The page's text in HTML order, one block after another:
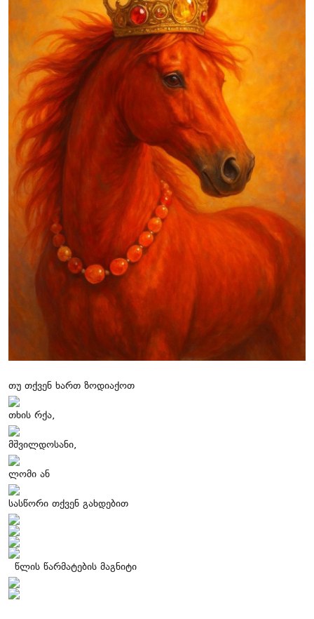
ჩვენს შესახებ
ყვითელი პრესა
საკითხავი
თუ თქვენ ხართ ზოდიაქოთ
თხის რქა,
მშვილდოსანი,
ლომი ან
სასწორი თქვენ გახდებით
წლის წარმატების მაგნიტი